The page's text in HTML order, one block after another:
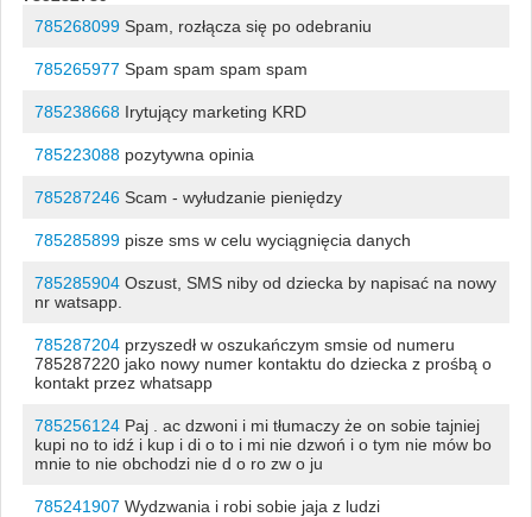
785268099Spam, rozłącza się po odebraniu
785265977 Spam spam spam spam
785238668Irytujący marketing KRD
785223088pozytywna opinia
785287246Scam - wyłudzanie pieniędzy
785285899pisze sms w celu wyciągnięcia danych
785285904Oszust, SMS niby od dziecka by napisać na nowy
nr watsapp.
785287204przyszedł w oszukańczym smsie od numeru
785287220 jako nowy numer kontaktu do dziecka z prośbą o
kontakt przez whatsapp
785256124Paj . ac dzwoni i mi tłumaczy że on sobie tajniej
kupi no to idź i kup i di o to i mi nie dzwoń i o tym nie mów bo
mnie to nie obchodzi nie d o ro zw o ju
785241907 Wydzwania i robi sobie jaja z ludzi